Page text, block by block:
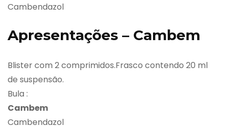
Cambendazol
Apresentações – Cambem
Blister com 2 comprimidos.Frasco contendo 20 ml
de suspensão.
Bula :
Cambem
Cambendazol